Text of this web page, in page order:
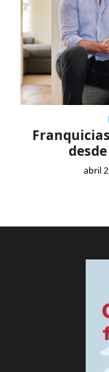
abril